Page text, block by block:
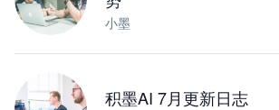
小墨
积墨AI 7月更新日志